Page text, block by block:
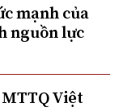
mạnh của
nguồn lực
Việt